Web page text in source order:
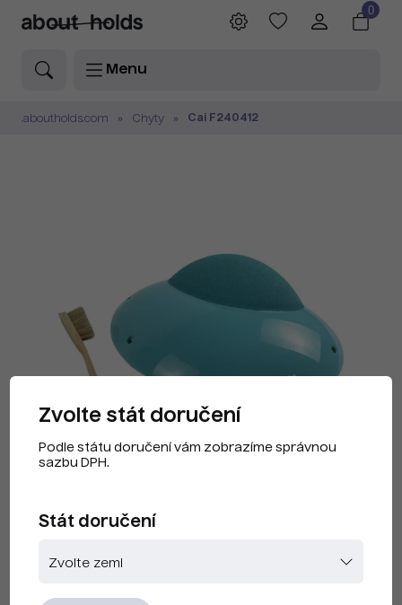
Menu
0
.aboutholds.com Chyty Cai F240412
Zvolte stát doručení
Podle státu doručení vám zobrazíme správnou
sazbu DPH.
Stát doručení